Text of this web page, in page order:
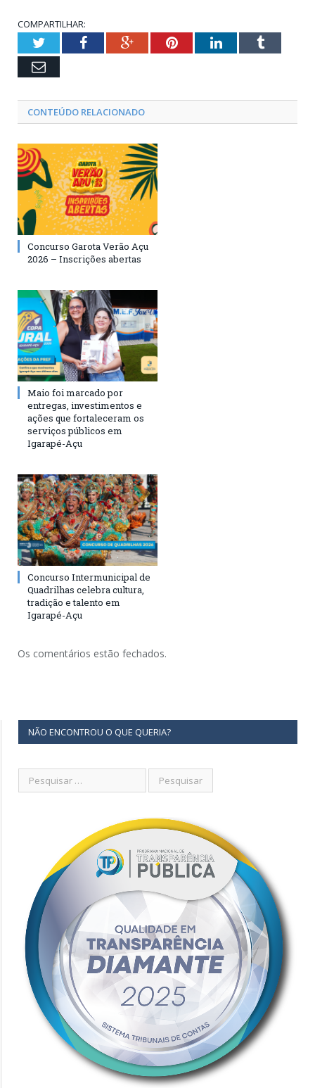
COMPARTILHAR:
TwitterFacebookGoogle+PinterestLinkedInTumblr
Email
CONTEÚDO RELACIONADO
Concurso Garota Verão Açu
2026 – Inscrições abertas
Maio foi marcado por
entregas, investimentos e
ações que fortaleceram os
serviços públicos em
Igarapé-Açu
Concurso Intermunicipal de
Quadrilhas celebra cultura,
tradição e talento em
Igarapé-Açu
Os comentários estão fechados.
NÃO ENCONTROU O QUE QUERIA?